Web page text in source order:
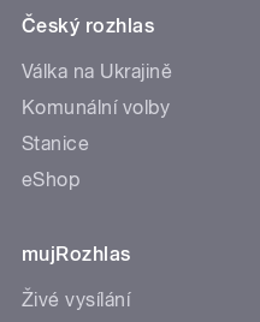
Český rozhlas
Válka na Ukrajině
Komunální volby
Stanice
eShop
mujRozhlas
Živé vysílání